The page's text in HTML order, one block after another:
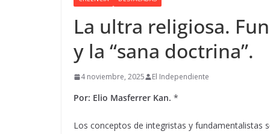
La ultra religiosa.
y la “sana doctrina”.
4 noviembre, 2025 El Independiente
Por: Elio Masferrer Kan. *
Los conceptos de integristas y fundamentalistas